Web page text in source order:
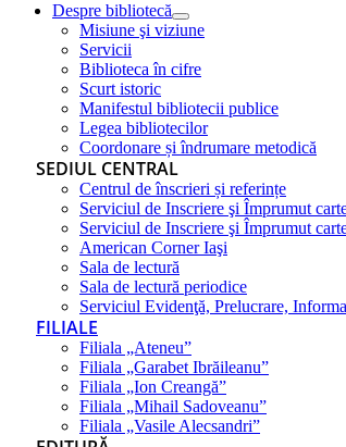
Despre bibliotecă
Misiune şi viziune
Servicii
Biblioteca în cifre
Scurt istoric
Manifestul bibliotecii publice
Legea bibliotecilor
Coordonare și îndrumare metodică
SEDIUL CENTRAL
Centrul de înscrieri și referințe
Serviciul de Inscriere şi Împrumut
Serviciul de Inscriere şi Împrumut
American Corner Iaşi
Sala de lectură
Sala de lectură periodice
Serviciul Evidenţă, Prelucrare,
FILIALE
Filiala „Ateneu”
Filiala „Garabet Ibrăileanu”
Filiala „Ion Creangă”
Filiala „Mihail Sadoveanu”
Filiala „Vasile Alecsandri”